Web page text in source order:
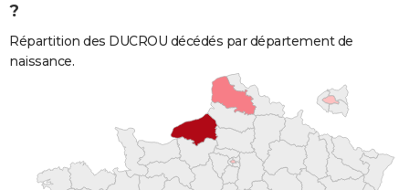
?
Répartition des DUCROU décédés par département de
naissance.